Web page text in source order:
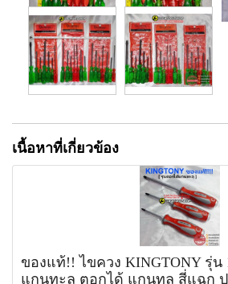
เนื้อหาที่เกี่ยวข้อง
ของแท้!! ไขควง KINGTONY รุ่น
แกนทะลุ ตอกได้ แกนทลุ สี่แฉก